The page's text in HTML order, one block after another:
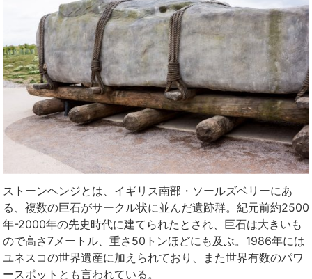
ストーンヘンジとは、イギリス南部・ソールズベリーにあ
る、複数の巨石がサークル状に並んだ遺跡群。紀元前約2500
年-2000年の先史時代に建てられたとされ、巨石は大きいも
ので高さ7メートル、重さ50トンほどにも及ぶ。1986年には
ユネスコの世界遺産に加えられており、また世界有数のパワ
ースポットとも言われている。